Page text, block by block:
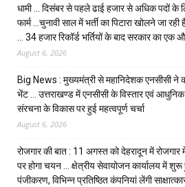
धामी … दिसंबर से पहले ढाई हजार से अधिक पदों के
फार्म …चुनावी साल में भर्ती का पिटारा खोलने जा रही
… 34 हजार रिकॉर्ड भर्तियों के बाद सरकार का एक
August 6, 2026
Big News : मुख्यमंत्री से महानिदेशक एनसीसी ने
भेंट … उत्तराखण्ड में एनसीसी के विस्तार एवं
संरचना के विकास पर हुई महत्वपूर्ण चर्चा
August 6, 2026
रोजगार की बात : 11 अगस्त को देहरादून में रोजगार
पर होगा चयन … क्षेत्रीय सेवायोजन कार्यालय में
पंजीकरण, विभिन्न प्रतिष्ठित कंपनियां लेंगी